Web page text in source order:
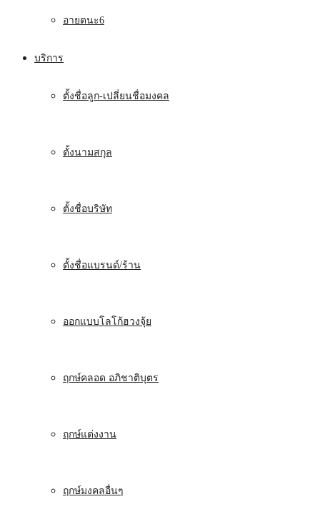
อายตนะ6
บริการ
ตั้งชื่อลูก-เปลี่ยนชื่อมงคล
ตั้งนามสกุล
ตั้งชื่อบริษัท
ตั้งชื่อแบรนด์/ร้าน
ออกแบบโลโก้ฮวงจุ้ย
ฤกษ์คลอด อภิชาติบุตร
ฤกษ์แต่งงาน
ฤกษ์มงคลอื่นๆ